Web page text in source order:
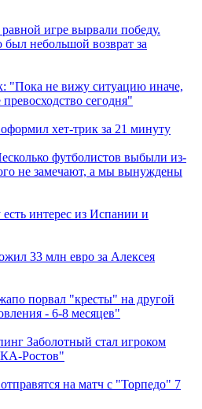
игре вырвали победу.
небольшой возврат за
"Пока не вижу ситуацию иначе,
сегодня"
хет-трик за 21 минуту
футболистов выбыли из-
не замечают, а мы вынуждены
интерес из Испании и
33 млн евро за Алексея
порвал "кресты" на другой
- 6-8 месяцев"
Заболотный стал игроком
Ростов"
на матч с "Торпедо" 7